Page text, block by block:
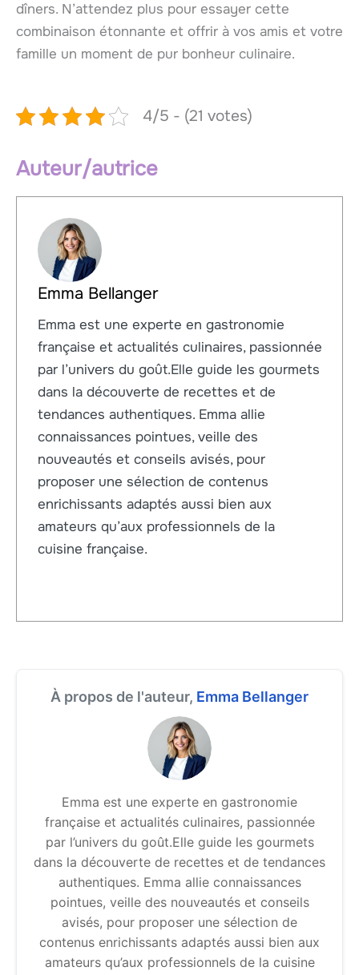
dîners. N’attendez plus pour essayer cette
combinaison étonnante et offrir à vos amis et votre
famille un moment de pur bonheur culinaire.
4/5 - (21 votes)
Auteur/autrice
Emma Bellanger
Emma est une experte en gastronomie
française et actualités culinaires, passionnée
par l’univers du goût.Elle guide les gourmets
dans la découverte de recettes et de
tendances authentiques. Emma allie
connaissances pointues, veille des
nouveautés et conseils avisés, pour
proposer une sélection de contenus
enrichissants adaptés aussi bien aux
amateurs qu’aux professionnels de la
cuisine française.
À propos de l'auteur, Emma Bellanger
Emma est une experte en gastronomie
française et actualités culinaires, passionnée
par l’univers du goût.Elle guide les gourmets
dans la découverte de recettes et de tendances
authentiques. Emma allie connaissances
pointues, veille des nouveautés et conseils
avisés, pour proposer une sélection de
contenus enrichissants adaptés aussi bien aux
amateurs qu’aux professionnels de la cuisine